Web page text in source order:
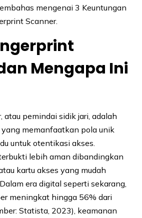
mengenai 3 Keuntungan
Scanner.
Mengapa Ini
atau pemindai sidik jari, adalah
memanfaatkan pola unik
untuk otentikasi akses.
lebih aman dibandingkan
kartu akses yang mudah
era digital seperti sekarang,
meningkat hingga 56% dari
Statista, 2023), keamanan